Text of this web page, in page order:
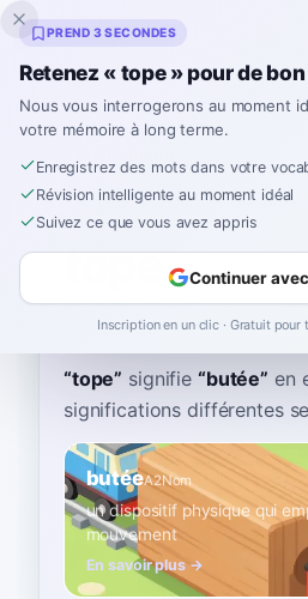
Inklingo
Accueil› Espagnol›Dictionnaire ›tope
tope
toh-peh ˈto.pe
“tope” signifie “butée” en
significations différentes
butéeA2Nom
un dispositif physique qui
mouvement
En savoir plus →
PREND 3 SECONDES
Retenez « tope » pour de bon
Nous vous interrogerons au moment
votre mémoire à long terme.
Enregistrez des mots dans votre
Révision intelligente au moment idéal
Suivez ce que vous avez appris
Continuer
Inscription en un clic · Gratuit pour